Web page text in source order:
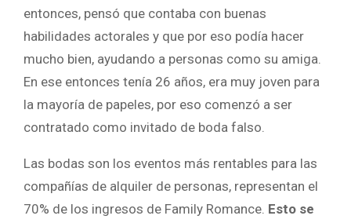
entonces, pensó que contaba con buenas
habilidades actorales y que por eso podía hacer
mucho bien, ayudando a personas como su amiga.
En ese entonces tenía 26 años, era muy joven para
la mayoría de papeles, por eso comenzó a ser
contratado como invitado de boda falso.
Las bodas son los eventos más rentables para las
compañías de alquiler de personas, representan el
70% de los ingresos de Family Romance. Esto se